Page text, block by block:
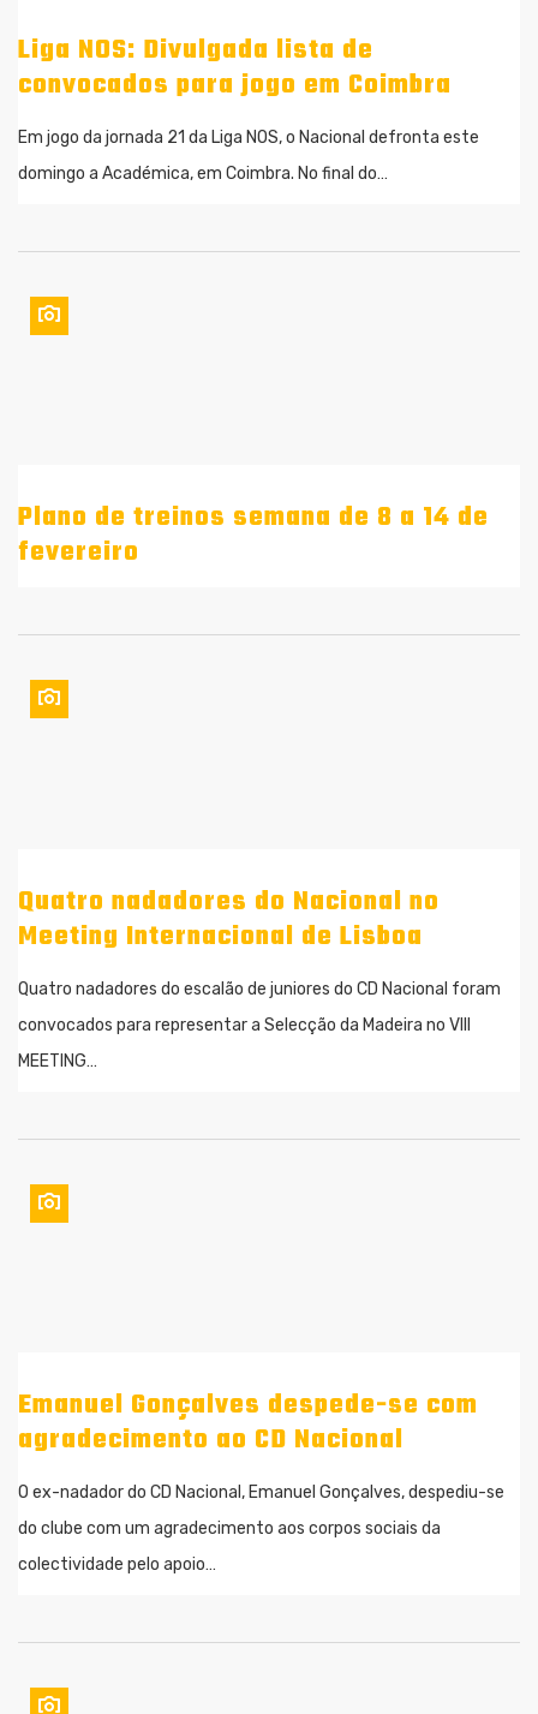
Liga NOS: Divulgada lista de
convocados para jogo em Coimbra
Em jogo da jornada 21 da Liga NOS, o Nacional defronta este
domingo a Académica, em Coimbra. No final do…
Plano de treinos semana de 8 a 14 de
fevereiro
Quatro nadadores do Nacional no
Meeting Internacional de Lisboa
Quatro nadadores do escalão de juniores do CD Nacional foram
convocados para representar a Selecção da Madeira no VIII
MEETING…
Emanuel Gonçalves despede-se com
agradecimento ao CD Nacional
O ex-nadador do CD Nacional, Emanuel Gonçalves, despediu-se
do clube com um agradecimento aos corpos sociais da
colectividade pelo apoio…